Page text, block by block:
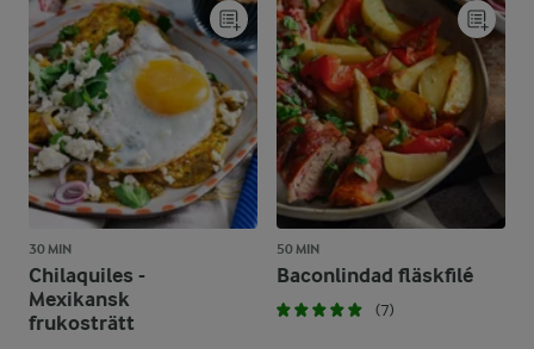
30 MIN
Chilaquiles -
Mexikansk
frukosträtt
50 MIN
Baconlindad fläskfilé
(7)